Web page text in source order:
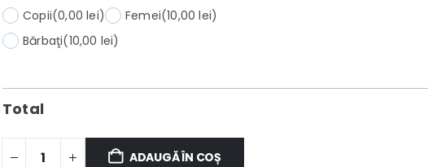
Copii(0,00 lei) Femei(10,00 lei)
Bărbaţi(10,00 lei)
Total
ADAUGĂ ÎN COȘ